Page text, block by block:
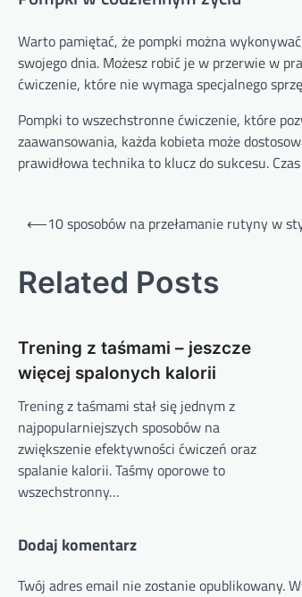
Warto pamiętać, że pompki można
swojego dnia. Możesz robić je w przerwie w
ćwiczenie, które nie wymaga specjalnego
Pompki to wszechstronne ćwiczenie, które
zaawansowania, każda kobieta może
prawidłowa technika to klucz do sukcesu.
Nawigacja
⟵10 sposobów na przełamanie rutyny w
Related Posts
Trening z taśmami – jeszcze
więcej spalonych kalorii
Trening z taśmami stał się jednym z
najpopularniejszych sposobów na
zwiększenie efektywności ćwiczeń oraz
spalanie kalorii. Taśmy oporowe to
wszechstronny…
Dodaj komentarz
Twój adres email nie zostanie opublikowany.